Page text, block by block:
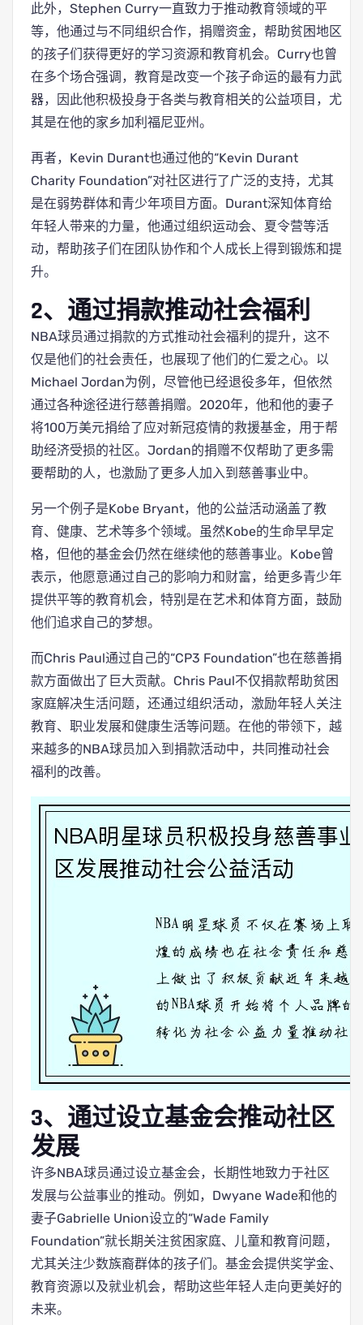
此外，Stephen Curry一直致力于推动教育领域的平
等，他通过与不同组织合作，捐赠资金，帮助贫困地区
的孩子们获得更好的学习资源和教育机会。Curry也曾
在多个场合强调，教育是改变一个孩子命运的最有力武
器，因此他积极投身于各类与教育相关的公益项目，尤
其是在他的家乡加利福尼亚州。
再者，Kevin Durant也通过他的“Kevin Durant
Charity Foundation”对社区进行了广泛的支持，尤其
是在弱势群体和青少年项目方面。Durant深知体育给
年轻人带来的力量，他通过组织运动会、夏令营等活
动，帮助孩子们在团队协作和个人成长上得到锻炼和提
升。
2、通过捐款推动社会福利
NBA球员通过捐款的方式推动社会福利的提升，这不
仅是他们的社会责任，也展现了他们的仁爱之心。以
Michael Jordan为例，尽管他已经退役多年，但依然
通过各种途径进行慈善捐赠。2020年，他和他的妻子
将100万美元捐给了应对新冠疫情的救援基金，用于帮
助经济受损的社区。Jordan的捐赠不仅帮助了更多需
要帮助的人，也激励了更多人加入到慈善事业中。
另一个例子是Kobe Bryant，他的公益活动涵盖了教
育、健康、艺术等多个领域。虽然Kobe的生命早早定
格，但他的基金会仍然在继续他的慈善事业。Kobe曾
表示，他愿意通过自己的影响力和财富，给更多青少年
提供平等的教育机会，特别是在艺术和体育方面，鼓励
他们追求自己的梦想。
而Chris Paul通过自己的“CP3 Foundation”也在慈善捐
款方面做出了巨大贡献。Chris Paul不仅捐款帮助贫困
家庭解决生活问题，还通过组织活动，激励年轻人关注
教育、职业发展和健康生活等问题。在他的带领下，越
来越多的NBA球员加入到捐款活动中，共同推动社会
福利的改善。
3、通过设立基金会推动社区
发展
许多NBA球员通过设立基金会，长期性地致力于社区
发展与公益事业的推动。例如，Dwyane Wade和他的
妻子Gabrielle Union设立的“Wade Family
Foundation”就长期关注贫困家庭、儿童和教育问题，
尤其关注少数族裔群体的孩子们。基金会提供奖学金、
教育资源以及就业机会，帮助这些年轻人走向更美好的
未来。